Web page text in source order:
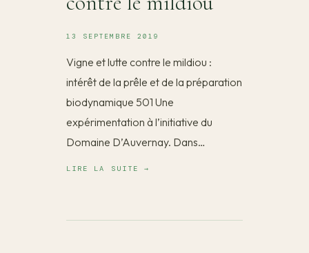
13 SEPTEMBRE 2019
Vigne et lutte contre le mildiou :
intérêt de la prêle et de la préparation
biodynamique 501 Une
expérimentation à l’initiative du
Domaine D’Auvernay. Dans…
LIRE LA SUITE →